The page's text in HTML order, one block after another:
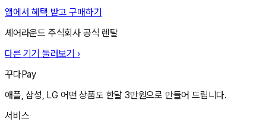
앱에서 혜택 받고 구매하기
셰어라운드 주식회사 공식 렌탈
다른 기기 둘러보기 ›
꾸다Pay
애플, 삼성, LG 어떤 상품도 한달 3만원으로 만들어 드립니다.
서비스